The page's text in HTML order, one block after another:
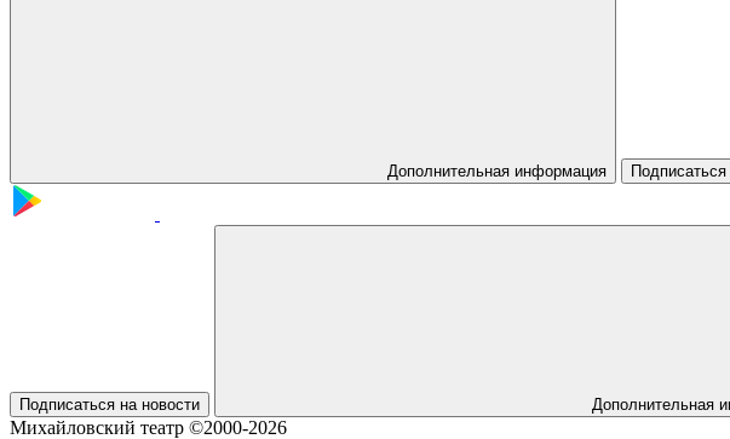
Дополнительная информация
Подписаться на новости Дополнительная
Михайловский театр ©2000-2026